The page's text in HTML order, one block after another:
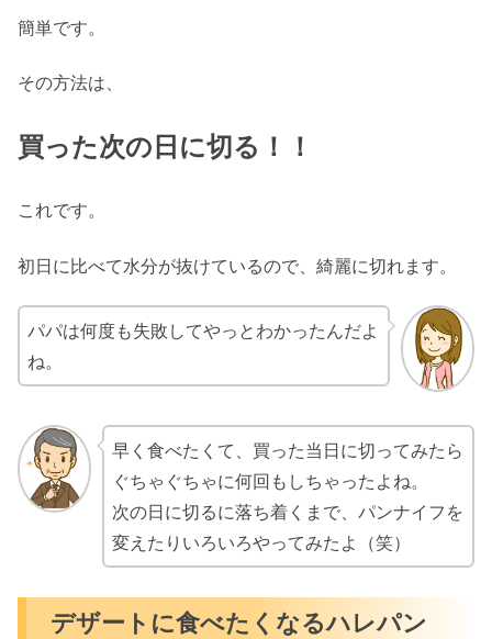
簡単です。
その方法は、
買った次の日に切る！！
これです。
初日に比べて水分が抜けているので、綺麗に切れます。
パパは何度も失敗してやっとわかったんだよ
ね。
早く食べたくて、買った当日に切ってみたら
ぐちゃぐちゃに何回もしちゃったよね。
次の日に切るに落ち着くまで、パンナイフを
変えたりいろいろやってみたよ（笑）
デザートに食べたくなるハレパン